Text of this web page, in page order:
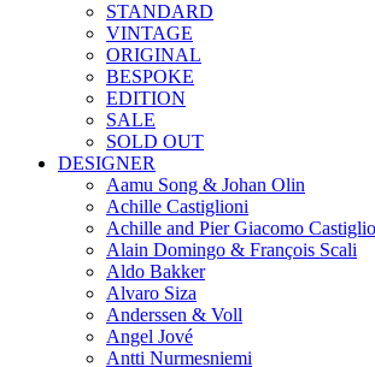
STANDARD
VINTAGE
ORIGINAL
BESPOKE
EDITION
SALE
SOLD OUT
DESIGNER
Aamu Song & Johan Olin
Achille Castiglioni
Achille and Pier Giacomo
Alain Domingo & François Scali
Aldo Bakker
Alvaro Siza
Anderssen & Voll
Angel Jové
Antti Nurmesniemi